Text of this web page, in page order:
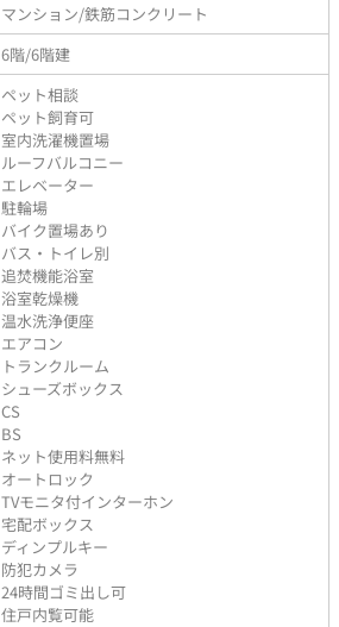
マンション/鉄筋コンクリート
6階/6階建
ペット相談
ペット飼育可
室内洗濯機置場
ルーフバルコニー
エレベーター
駐輪場
バイク置場あり
バス・トイレ別
追焚機能浴室
浴室乾燥機
温水洗浄便座
エアコン
トランクルーム
シューズボックス
CS
BS
ネット使用料無料
オートロック
TVモニタ付インターホン
宅配ボックス
ディンプルキー
防犯カメラ
24時間ゴミ出し可
住戸内覧可能